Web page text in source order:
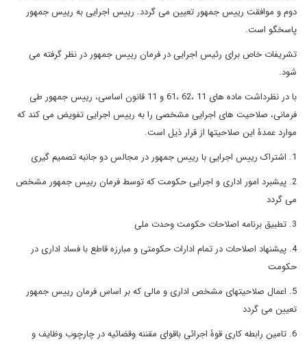
دوم و موافقت رییس جمهور تعیین می گردد. رییس اجرایی به رییس جمهور
پاسخگو است.
تشریفات خاص برای رئیس اجرایی در فرمان رییس جمهور در نظر گرفته می
شود.
با در نظرداشت ماده های 11 ،62 ،61 و 11 قانون اساسی، رییس جمهور طی
فرمانی، صلاحیت های اجرایی مشخصی را به رییس اجرایی تفویض می کند که
موارد عمدۀ این صلاحیتها از قرار ذیل است.
1. اشتراک رییس اجرایی با رییس جمهور در مجالس دو جانبه تصمیم گیری
2. پیشبرد امور اداری و اجرایی حکومت که توسط فرمان رییس جمهور مشخص
می گردد
3. تطبیق برنامه اصلاحات حکومت وحدت ملی
4. پیشنهاد اصلاحات در تمام ادارات حکومتی و مبارزه قاطع با فساد اداری در
حکومت
5. اعمال صلاحیتهای مشخص اداری و مالی که بر اساس فرمان رییس جمهور
تعیین می گردد
6. تامین رابطه کاری قوۀ اجرائی باقوای مقننه وقضائیه در چارچوب وظایف و